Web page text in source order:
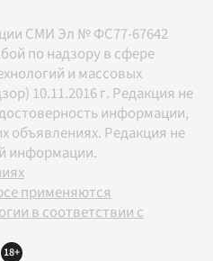
СМИ Эл № ФС77-67642
по надзору в сфере
и массовых
10.11.2016 г. Редакция не
информации,
объявлениях. Редакция не
информации.
применяются
в соответствии с
18+